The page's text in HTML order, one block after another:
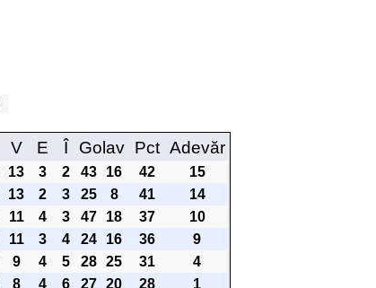
V E Î Golav Pct Adevăr
13 3 2 43 16 42
15
13 2 3 25 8 41
14
11 4 3 47 18 37
10
11 3 4 24 16 36
9
9 4 5 28 25 31
4
8 4 6 27 20 28
1